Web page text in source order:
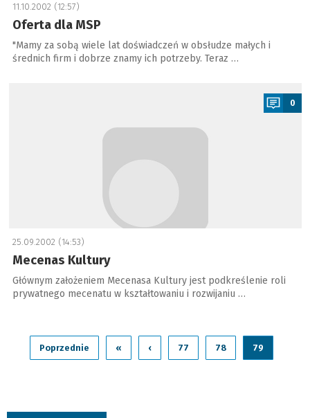
11.10.2002 (12:57)
Oferta dla MSP
"Mamy za sobą wiele lat doświadczeń w obsłudze małych i
średnich firm i dobrze znamy ich potrzeby. Teraz …
0
25.09.2002 (14:53)
Mecenas Kultury
Głównym założeniem Mecenasa Kultury jest podkreślenie roli
prywatnego mecenatu w kształtowaniu i rozwijaniu …
Poprzednie « ‹ 77 78 79